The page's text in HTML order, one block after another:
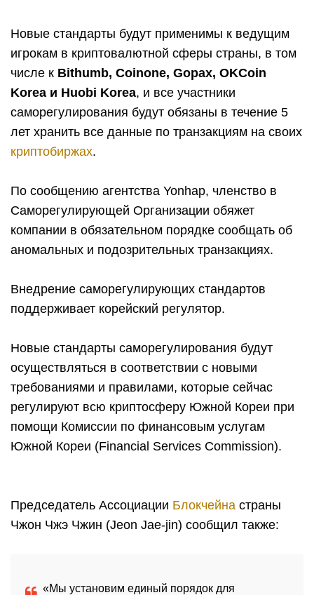
Новые стандарты будут применимы к ведущим
игрокам в криптовалютной сферы страны, в том
числе к Bithumb, Coinone, Gopax, OKCoin
Korea и Huobi Korea, и все участники
саморегулирования будут обязаны в течение 5
лет хранить все данные по транзакциям на своих
криптобиржах.
По сообщению агентства Yonhap, членство в
Саморегулирующей Организации обяжет
компании в обязательном порядке сообщать об
аномальных и подозрительных транзакциях.
Внедрение саморегулирующих стандартов
поддерживает корейский регулятор.
Новые стандарты саморегулирования будут
осуществляться в соответствии с новыми
требованиями и правилами, которые сейчас
регулируют всю криптосферу Южной Кореи при
помощи Комиссии по финансовым услугам
Южной Кореи (Financial Services Commission).
Председатель Ассоциации Блокчейна страны
Чжон Чжэ Чжин (Jeon Jae-jin) сообщил также:
«Мы установим единый порядок для